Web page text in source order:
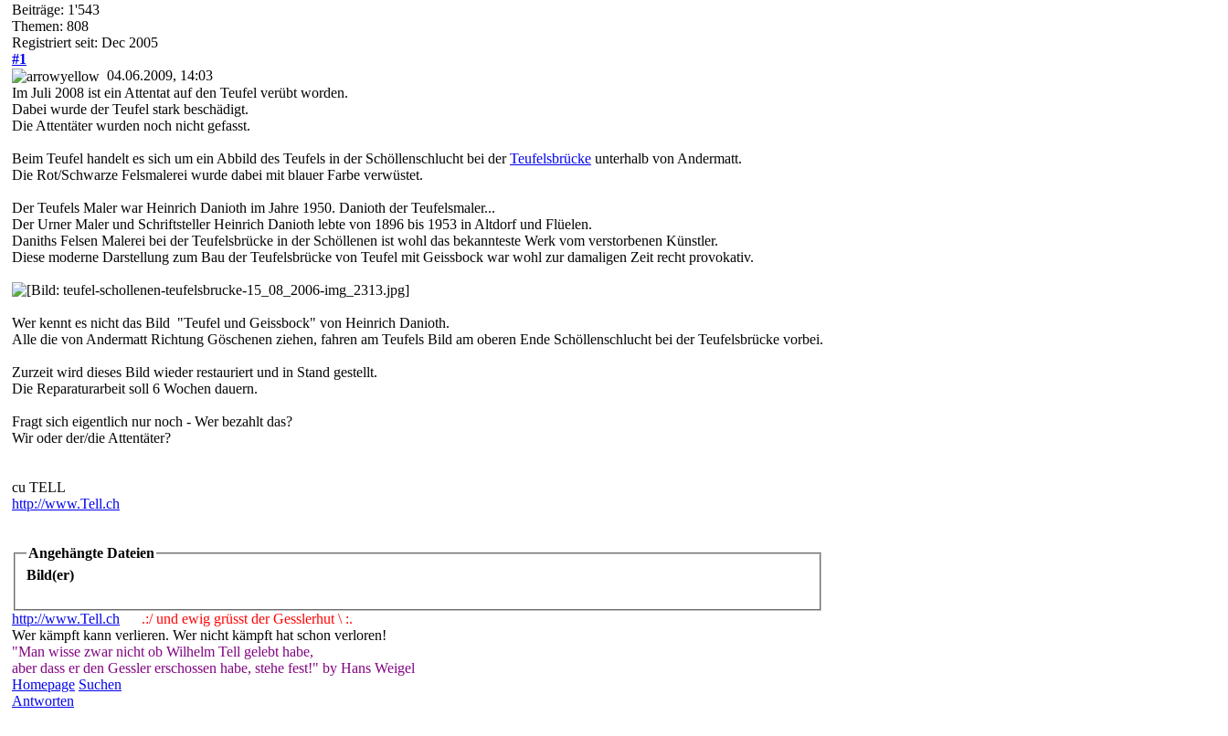
Beiträge: 1'543
Themen: 808
Registriert seit: Dec 2005
#1
04.06.2009, 14:03
Im Juli 2008 ist ein Attentat auf den Teufel verübt worden.
Dabei wurde der Teufel stark beschädigt.
Die Attentäter wurden noch nicht gefasst.
Beim Teufel handelt es sich um ein Abbild des Teufels in der Schöllenschlucht bei derTeufelsbrücke unterhalb von Andermatt.
Die Rot/Schwarze Felsmalerei wurde dabei mit blauer Farbe verwüstet.
Der Teufels Maler war Heinrich Danioth im Jahre 1950. Danioth der Teufelsmaler...
Der Urner Maler und Schriftsteller Heinrich Danioth lebte von 1896 bis 1953 in Altdorf und Flüelen.
Daniths Felsen Malerei bei der Teufelsbrücke in der Schöllenen ist wohl das bekannteste Werk vom verstorbenen Künstler.
Diese moderne Darstellung zum Bau der Teufelsbrücke von Teufel mit Geissbock war wohl zur damaligen Zeit recht provokativ.
Wer kennt es nicht das Bild "Teufel und Geissbock" von Heinrich Danioth.
Alle die von Andermatt Richtung Göschenen ziehen, fahren am Teufels Bild am oberen Ende Schöllenschlucht bei der Teufelsbrücke vorbei.
Zurzeit wird dieses Bild wieder restauriert und in Stand gestellt.
Die Reparaturarbeit soll 6 Wochen dauern.
Fragt sich eigentlich nur noch - Wer bezahlt das?
Wir oder der/die Attentäter?
cu TELL
http://www.Tell.ch
Angehängte Dateien
Bild(er)
http://www.Tell.ch
.:/ und ewig grüsst der Gesslerhut \ :.
Wer kämpft kann verlieren. Wer nicht kämpft hat schon verloren!
"Man wisse zwar nicht ob Wilhelm Tell gelebt habe,
aber dass er den Gessler erschossen habe, stehe fest!" by Hans Weigel
Homepage Suchen
Antworten